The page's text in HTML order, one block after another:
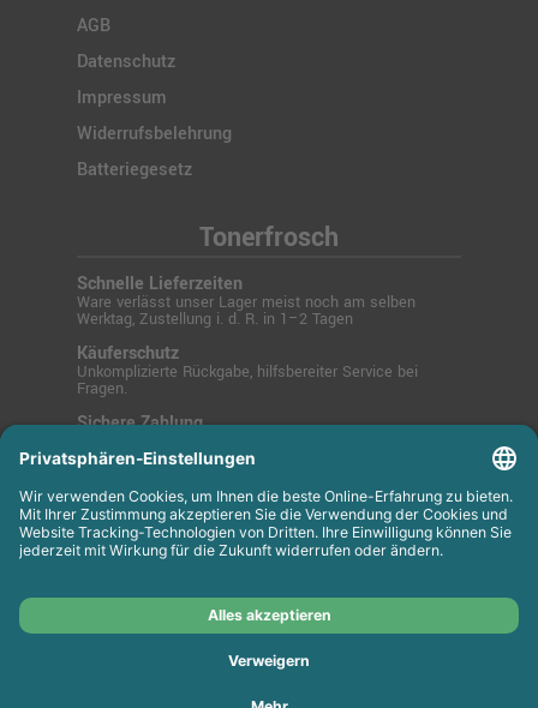
AGB
Datenschutz
Impressum
Widerrufsbelehrung
Batteriegesetz
Tonerfrosch
Schnelle Lieferzeiten
Ware verlässt unser Lager meist noch am selben
Werktag, Zustellung i. d. R. in 1–2 Tagen
Käuferschutz
Unkomplizierte Rückgabe, hilfsbereiter Service bei
Fragen.
Sichere Zahlung
oder Rechnung.
© 2025 Tonerfrosch.de - Zuverlässige Drucklösungen
für Büro und Zuhause